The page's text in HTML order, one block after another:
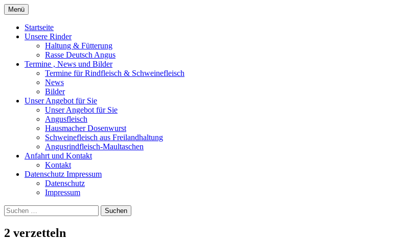
Zum
Inhalt
springen
Angusfleisch Grundler
Menü
Startseite
Unsere Rinder
Haltung & Fütterung
Rasse Deutsch Angus
Termine , News und Bilder
Termine für Rindfleisch & Schweinefleisch
News
Bilder
Unser Angebot für Sie
Unser Angebot für Sie
Angusfleisch
Hausmacher Dosenwurst
Schweinefleisch aus Freilandhaltung
Angusrindfleisch-Maultaschen
Anfahrt und Kontakt
Kontakt
Datenschutz Impressum
Datenschutz
Impressum
Suchen
nach:
2 verzetteln